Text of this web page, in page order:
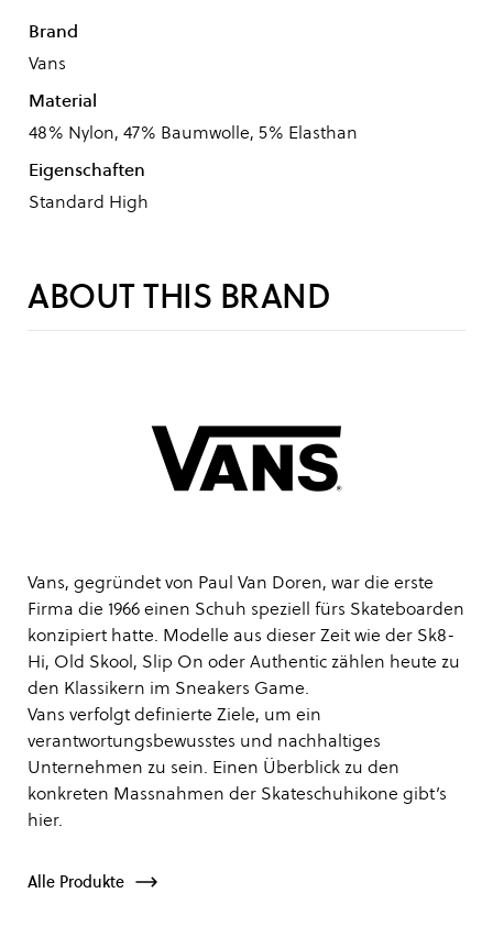
Brand
Vans
Material
48% Nylon, 47% Baumwolle, 5% Elasthan
Eigenschaften
Standard High
ABOUT THIS BRAND
Vans, gegründet von Paul Van Doren, war die erste
Firma die 1966 einen Schuh speziell fürs Skateboarden
konzipiert hatte. Modelle aus dieser Zeit wie der Sk8-
Hi, Old Skool, Slip On oder Authentic zählen heute zu
den Klassikern im Sneakers Game.
Vans verfolgt definierte Ziele, um ein
verantwortungsbewusstes und nachhaltiges
Unternehmen zu sein. Einen Überblick zu den
konkreten Massnahmen der Skateschuhikone gibt’s
hier.
Alle Produkte